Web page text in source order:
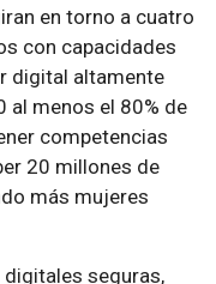
en torno a cuatro
con capacidades
digital altamente
al menos el 80% de
competencias
20 millones de
más mujeres
seguras,